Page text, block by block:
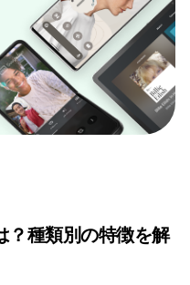
？種類別の特徴を解